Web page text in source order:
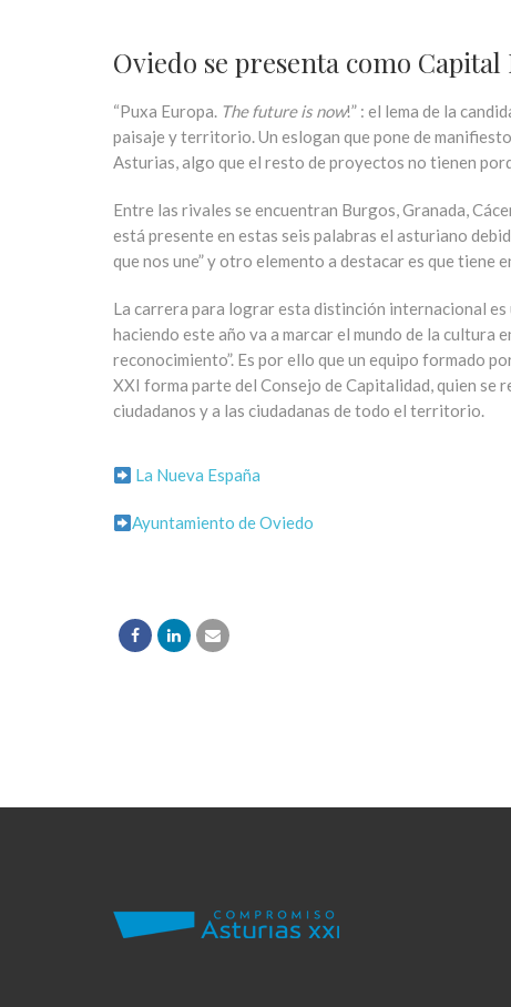
Oviedo se presenta como
“Puxa Europa. The future is now!” : el lema de la
paisaje y territorio. Un eslogan que pone de
Asturias, algo que el resto de proyectos no tienen
Entre las rivales se encuentran Burgos, Granada,
está presente en estas seis palabras el asturiano
que nos une” y otro elemento a destacar es que tiene
La carrera para lograr esta distinción internacional es
haciendo este año va a marcar el mundo de la cultura
reconocimiento”. Es por ello que un equipo formado
XXI forma parte del Consejo de Capitalidad, quien se
ciudadanos y a las ciudadanas de todo el territorio.
La Nueva España
Ayuntamiento de Oviedo